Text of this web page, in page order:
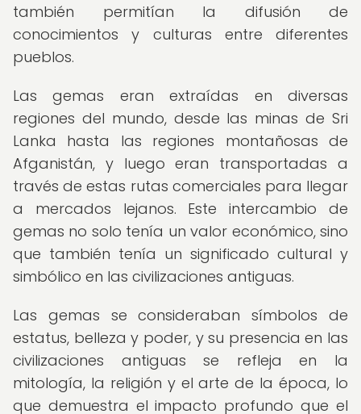
también permitían la difusión de
conocimientos y culturas entre diferentes
pueblos.
Las gemas eran extraídas en diversas
regiones del mundo, desde las minas de Sri
Lanka hasta las regiones montañosas de
Afganistán, y luego eran transportadas a
través de estas rutas comerciales para llegar
a mercados lejanos. Este intercambio de
gemas no solo tenía un valor económico, sino
que también tenía un significado cultural y
simbólico en las civilizaciones antiguas.
Las gemas se consideraban símbolos de
estatus, belleza y poder, y su presencia en las
civilizaciones antiguas se refleja en la
mitología, la religión y el arte de la época, lo
que demuestra el impacto profundo que el